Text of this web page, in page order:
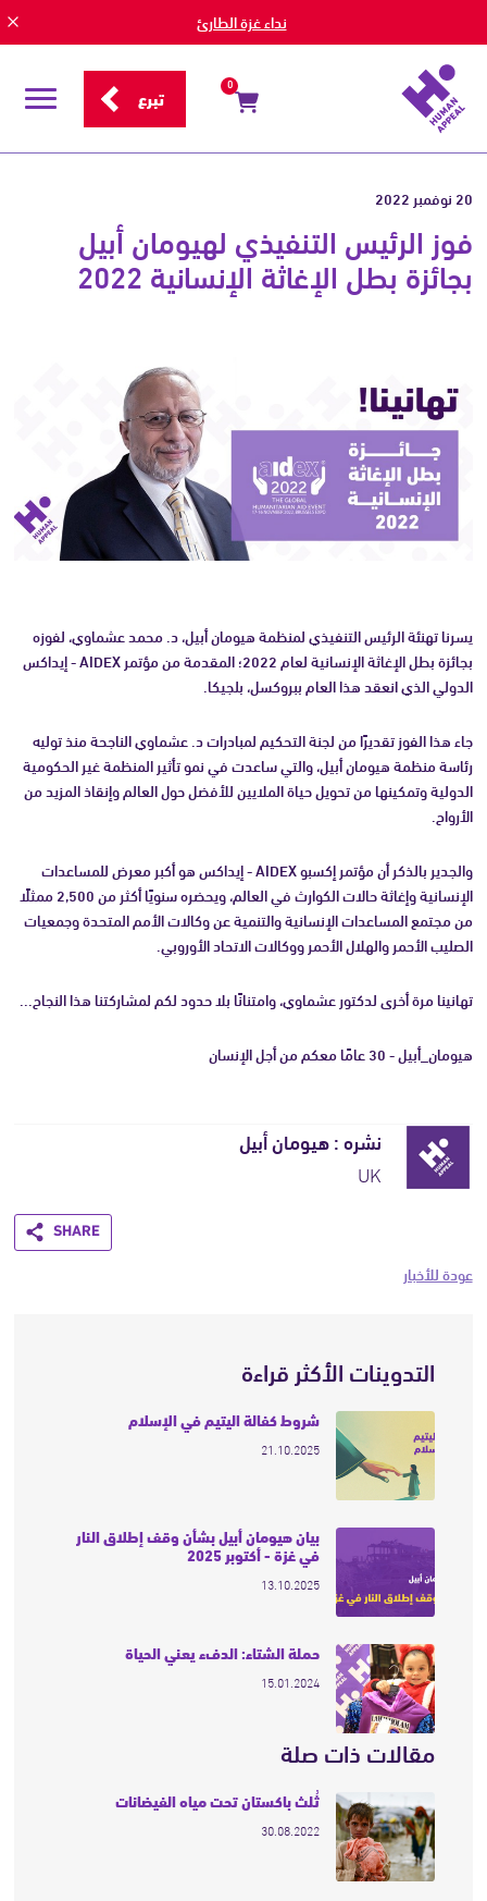
نداء غزة الطارئ
0 تبرع
قائمة
20 نوفمبر 2022
فوز الرئيس التنفيذي لهيومان أبيل
بجائزة بطل الإغاثة الإنسانية 2022
يسرنا تهنئة الرئيس التنفيذي لمنظمة هيومان أبيل، د. محمد عشماوي، لفوزه
بجائزة بطل الإغاثة الإنسانية لعام 2022؛ المقدمة من مؤتمر AIDEX - إيداكس
الدولي الذي انعقد هذا العام ببروكسل، بلجيكا.
جاء هذا الفوز تقديرًا من لجنة التحكيم لمبادرات د. عشماوي الناجحة منذ توليه
رئاسة منظمة هيومان أبيل، والتي ساعدت في نمو تأثير المنظمة غير الحكومية
الدولية وتمكينها من تحويل حياة الملايين للأفضل حول العالم وإنقاذ المزيد من
الأرواح.
والجدير بالذكر أن مؤتمر إكسبو AIDEX - إيداكس هو أكبر معرض للمساعدات
الإنسانية وإغاثة حالات الكوارث في العالم، ويحضره سنويًا أكثر من 2,500 ممثلًا
من مجتمع المساعدات الإنسانية والتنمية عن وكالات الأمم المتحدة وجمعيات
الصليب الأحمر والهلال الأحمر ووكالات الاتحاد الأوروبي.
تهانينا مرة أخرى لدكتور عشماوي، وامتنانًا بلا حدود لكم لمشاركتنا هذا النجاح...
هيومان_أبيل - 30 عامًا معكم من أجل الإنسان
نشره : هيومان أبيل
UK
Share
عودة للأخبار
التدوينات الأكثر قراءة
شروط كفالة اليتيم في الإسلام
21.10.2025
بيان هيومان أبيل بشأن وقف إطلاق النار
في غزة - أكتوبر 2025
13.10.2025
حملة الشتاء: الدفء يعني الحياة
15.01.2024
مقالات ذات صلة
ثُلث باكستان تحت مياه الفيضانات
30.08.2022